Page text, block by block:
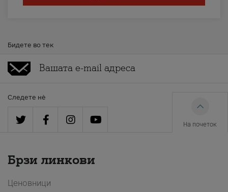
Бидете во тек
Следете нè
На почеток
Брзи линкови
Ценовници